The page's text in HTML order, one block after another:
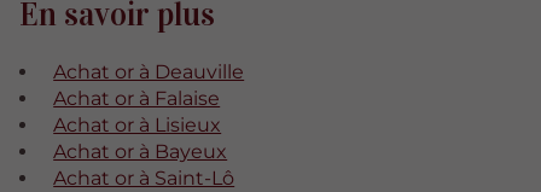
En savoir plus
Achat or à Deauville
Achat or à Falaise
Achat or à Lisieux
Achat or à Bayeux
Achat or à Saint-Lô